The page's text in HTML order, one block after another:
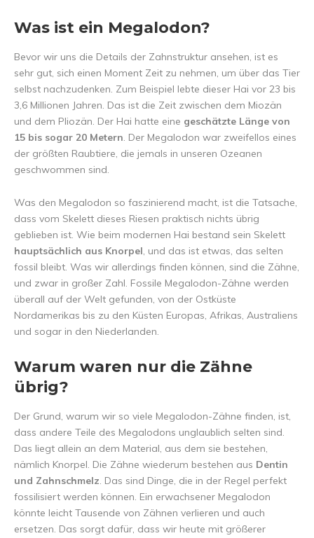
Was ist ein Megalodon?
Bevor wir uns die Details der Zahnstruktur ansehen, ist es
sehr gut, sich einen Moment Zeit zu nehmen, um über das Tier
selbst nachzudenken. Zum Beispiel lebte dieser Hai vor 23 bis
3,6 Millionen Jahren. Das ist die Zeit zwischen dem Miozän
und dem Pliozän. Der Hai hatte eine geschätzte Länge von
15 bis sogar 20 Metern. Der Megalodon war zweifellos eines
der größten Raubtiere, die jemals in unseren Ozeanen
geschwommen sind.
Was den Megalodon so faszinierend macht, ist die Tatsache,
dass vom Skelett dieses Riesen praktisch nichts übrig
geblieben ist. Wie beim modernen Hai bestand sein Skelett
hauptsächlich aus Knorpel, und das ist etwas, das selten
fossil bleibt. Was wir allerdings finden können, sind die Zähne,
und zwar in großer Zahl. Fossile Megalodon-Zähne werden
überall auf der Welt gefunden, von der Ostküste
Nordamerikas bis zu den Küsten Europas, Afrikas, Australiens
und sogar in den Niederlanden.
Warum waren nur die Zähne
übrig?
Der Grund, warum wir so viele Megalodon-Zähne finden, ist,
dass andere Teile des Megalodons unglaublich selten sind.
Das liegt allein an dem Material, aus dem sie bestehen,
nämlich Knorpel. Die Zähne wiederum bestehen aus Dentin
und Zahnschmelz. Das sind Dinge, die in der Regel perfekt
fossilisiert werden können. Ein erwachsener Megalodon
könnte leicht Tausende von Zähnen verlieren und auch
ersetzen. Das sorgt dafür, dass wir heute mit größerer